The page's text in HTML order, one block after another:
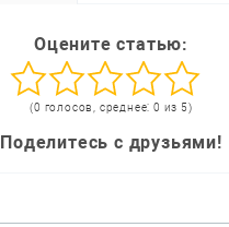
Оцените статью:
(0 голосов, среднее: 0 из 5)
Поделитесь с друзьями!